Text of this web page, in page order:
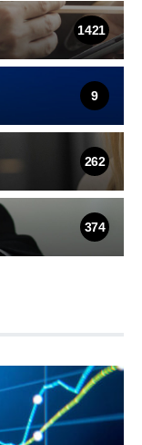
1421
9
262
374